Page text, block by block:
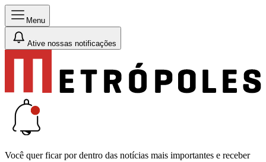
Menu
Ative nossas notificações
Você quer ficar por dentro das notícias mais importantes e receber